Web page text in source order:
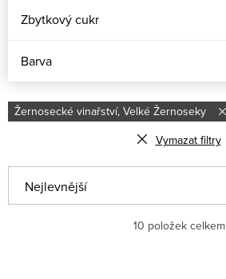
Zbytkový cukr
Barva
Žernosecké vinařství, Velké Žernoseky
Vymazat filtry
a
Nejlevnější
10 položek celkem